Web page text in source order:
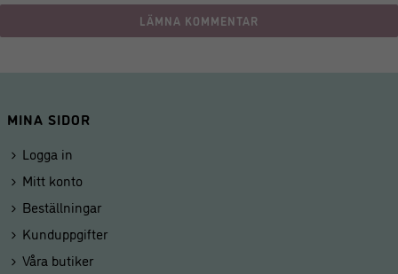
MINA SIDOR
Logga in
Mitt konto
Beställningar
Kunduppgifter
Våra butiker